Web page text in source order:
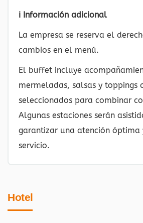
ℹ️ Información adicional
La empresa se reserva el
cambios en el menú.
El buffet incluye
mermeladas, salsas y toppings
seleccionados para combinar
Algunas estaciones serán
garantizar una atención óptima
servicio.
Hotel